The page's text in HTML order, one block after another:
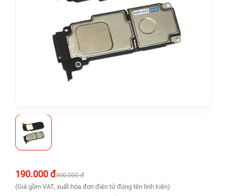
190.000 đ300.000 đ
(Giá gồm VAT, xuất hóa đơn điện tử đúng tên linh kiện)